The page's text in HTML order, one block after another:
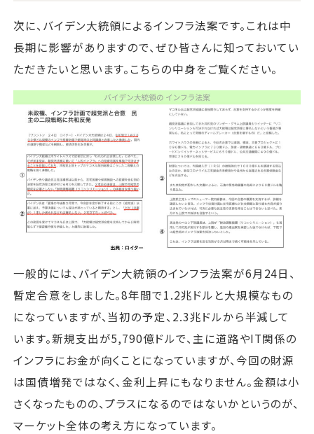
次に、バイデン大統領によるインフラ法案です。これは中
長期に影響がありますので、ぜひ皆さんに知っておいてい
ただきたいと思います。こちらの中身をご覧ください。
一般的には、バイデン大統領のインフラ法案が6月24日、
暫定合意をしました。8年間で1.2兆ドルと大規模なもの
になっていますが、当初の予定、2.3兆ドルから半減して
います。新規支出が5,790億ドルで、主に道路やIT関係の
インフラにお金が向くことになっていますが、今回の財源
は国債増発ではなく、金利上昇にもなりません。金額は小
さくなったものの、プラスになるのではないかというのが、
マーケット全体の考え方になっています。